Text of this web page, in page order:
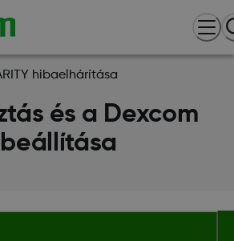
hibaelhárítása
és a Dexcom
beállítása